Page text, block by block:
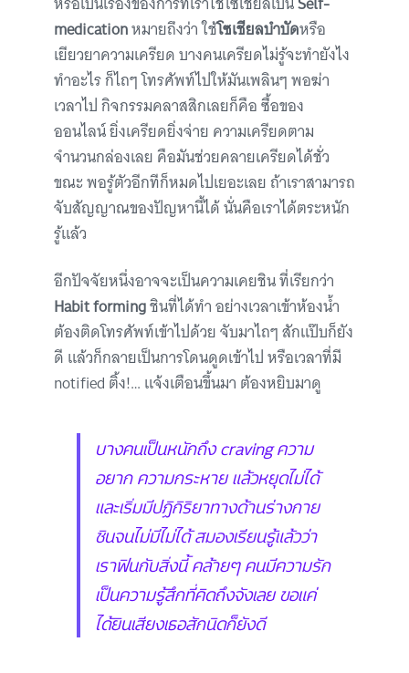
medicationหมายถึงว่า ใช้โซเชียลบำบัดหรือ
เยียวยาความเครียด บางคนเครียดไม่รู้จะทำยังไง
ทำอะไร ก็ไถๆ โทรศัพท์ไปให้มันเพลินๆ พอฆ่า
เวลาไป กิจกรรมคลาสสิกเลยก็คือ ซื้อของ
ออนไลน์ ยิ่งเครียดยิ่งจ่าย ความเครียดตาม
จำนวนกล่องเลย คือมันช่วยคลายเครียดได้ชั่ว
ขณะ พอรู้ตัวอีกทีก็หมดไปเยอะเลย ถ้าเราสามารถ
จับสัญญาณของปัญหานี้ได้ นั่นคือเราได้ตระหนัก
รู้แล้ว
อีกปัจจัยหนึ่งอาจจะเป็นความเคยชิน ที่เรียกว่า
Habit formingชินที่ได้ทำ อย่างเวลาเข้าห้องน้ำ
ต้องติดโทรศัพท์เข้าไปด้วย จับมาไถๆ สักแป๊บก็ยัง
ดี แล้วก็กลายเป็นการโดนดูดเข้าไป หรือเวลาที่มี
notified ติ้ง!… แจ้งเตือนขึ้นมา ต้องหยิบมาดู
บางคนเป็นหนักถึง craving ความ
อยาก ความกระหาย แล้วหยุดไม่ได้
และเริ่มมีปฏิกิริยาทางด้านร่างกาย
ชินจนไม่มีไม่ได้ สมองเรียนรู้แล้วว่า
เราฟินกับสิ่งนี้ คล้ายๆ คนมีความรัก
เป็นความรู้สึกที่คิดถึงจังเลย ขอแค่
ได้ยินเสียงเธอสักนิดก็ยังดี